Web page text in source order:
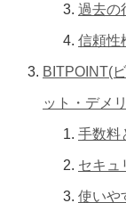
過去の
信頼性
BITPOINT(
ット・デメ
手数料
セキュ
使いや